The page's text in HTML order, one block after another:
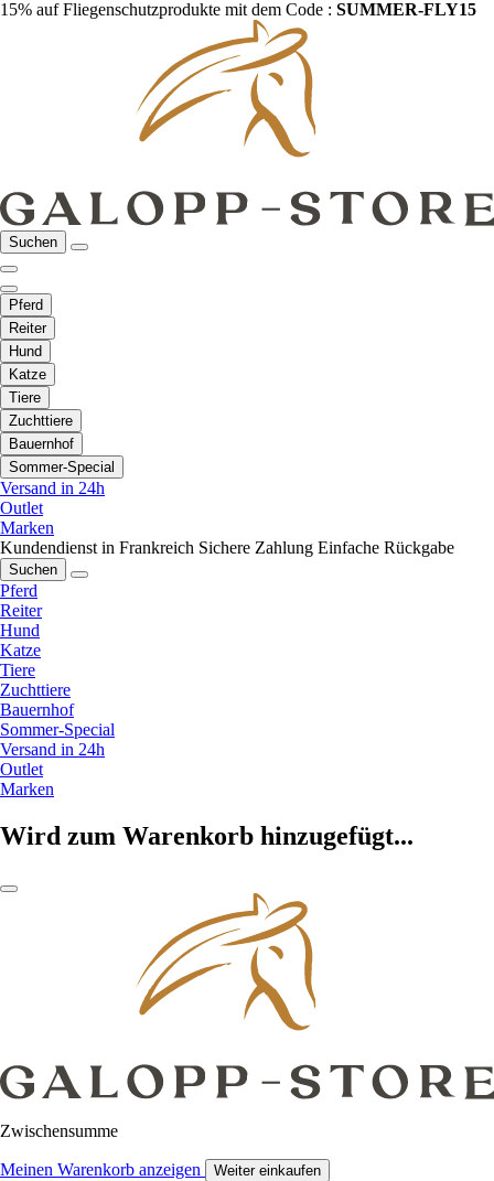
15% auf Fliegenschutzprodukte mit dem Code : SUMMER-FLY15
Suchen
Pferd
Reiter
Hund
Katze
Tiere
Zuchttiere
Bauernhof
Sommer-Special
Versand in 24h
Outlet
Marken
Kundendienst in Frankreich Sichere Zahlung Einfache Rückgabe
Suchen
Pferd
Reiter
Hund
Katze
Tiere
Zuchttiere
Bauernhof
Sommer-Special
Versand in 24h
Outlet
Marken
Wird zum Warenkorb hinzugefügt...
Zwischensumme
Meinen Warenkorb anzeigen Weiter einkaufen